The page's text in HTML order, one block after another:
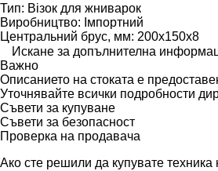
Тип: Візок для жниварок
Виробництво: Імпортний
Центральний брус, мм: 200x150x8
Искане за допълнителна
Важно
Описанието на стоката е
Уточнявайте всички подробности
Съвети за купуване
Съвети за безопасност
Проверка на продавача
Ако сте решили да купувате техника